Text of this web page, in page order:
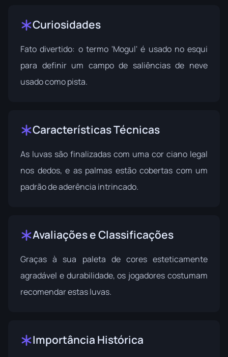
Curiosidades
Fato divertido: o termo 'Mogul' é usado no esqui
para definir um campo de saliências de neve
usado como pista.
Características Técnicas
As luvas são finalizadas com uma cor ciano legal
nos dedos, e as palmas estão cobertas com um
padrão de aderência intrincado.
Avaliações e Classificações
Graças à sua paleta de cores esteticamente
agradável e durabilidade, os jogadores costumam
recomendar estas luvas.
Importância Histórica